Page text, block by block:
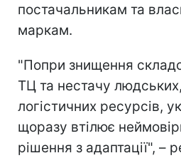
постачальникам та
маркам.
"Попри знищення
ТЦ та нестачу
логістичних ресурсів,
щоразу втілює
рішення з адаптації", –